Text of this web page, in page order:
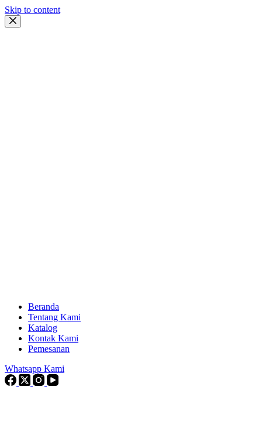
Skip to content
Beranda
Tentang Kami
Katalog
Kontak Kami
Pemesanan
Whatsapp Kami